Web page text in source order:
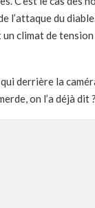
l’attaque du
climat de
derrière la
on l’a déjà dit